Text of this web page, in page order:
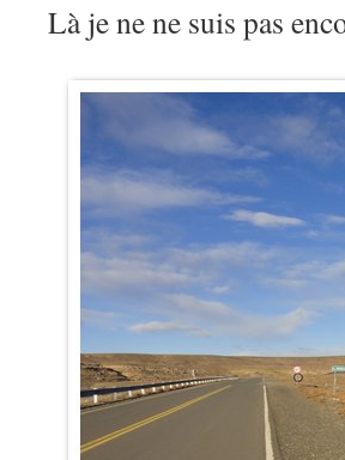
Là je ne ne suis pas